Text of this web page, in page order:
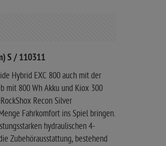
S / 110311
Hybrid EXC 800 auch mit der
mit 800 Wh Akku und Kiox 300
Recon Silver
Fahrkomfort ins Spiel bringen.
hydraulischen 4-
Zubehörausstattung, bestehend